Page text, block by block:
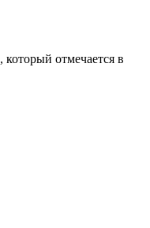
, который отмечается в